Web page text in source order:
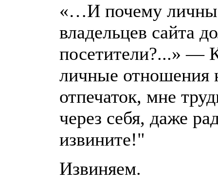
«…И почему
владельцев сайта
посетители?...» —
личные отношения
отпечаток, мне
через себя, даже
извините!"
Извиняем.